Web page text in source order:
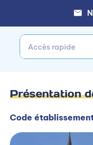
Accès rapide
Présentation
Code